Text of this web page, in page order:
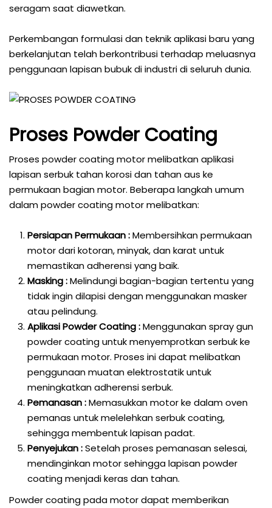
seragam saat diawetkan.
Perkembangan formulasi dan teknik aplikasi baru yang
berkelanjutan telah berkontribusi terhadap meluasnya
penggunaan lapisan bubuk di industri di seluruh dunia.
Proses Powder Coating
Proses powder coating motor melibatkan aplikasi
lapisan serbuk tahan korosi dan tahan aus ke
permukaan bagian motor. Beberapa langkah umum
dalam powder coating motor melibatkan:
Persiapan Permukaan :Membersihkan permukaan
motor dari kotoran, minyak, dan karat untuk
memastikan adherensi yang baik.
Masking :Melindungi bagian-bagian tertentu yang
tidak ingin dilapisi dengan menggunakan masker
atau pelindung.
Aplikasi Powder Coating :Menggunakan spray gun
powder coating untuk menyemprotkan serbuk ke
permukaan motor. Proses ini dapat melibatkan
penggunaan muatan elektrostatik untuk
meningkatkan adherensi serbuk.
Pemanasan :Memasukkan motor ke dalam oven
pemanas untuk melelehkan serbuk coating,
sehingga membentuk lapisan padat.
Penyejukan :Setelah proses pemanasan selesai,
mendinginkan motor sehingga lapisan powder
coating menjadi keras dan tahan.
Powder coating pada motor dapat memberikan